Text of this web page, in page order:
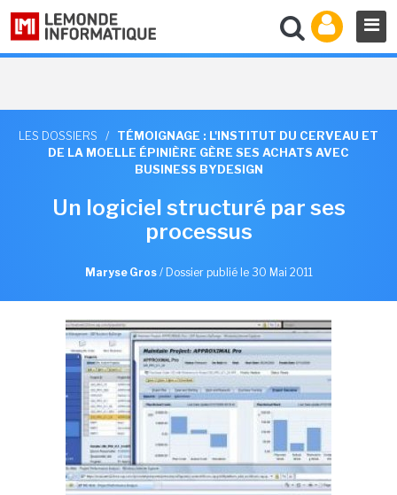
LES DOSSIERS /
TÉMOIGNAGE : L'INSTITUT DU CERVEAU ET
DE LA MOELLE ÉPINIÈRE GÈRE SES ACHATS AVEC
BUSINESS BYDESIGN
Un logiciel structuré par ses
processus
Maryse Gros/ Dossier publié le 30 Mai 2011